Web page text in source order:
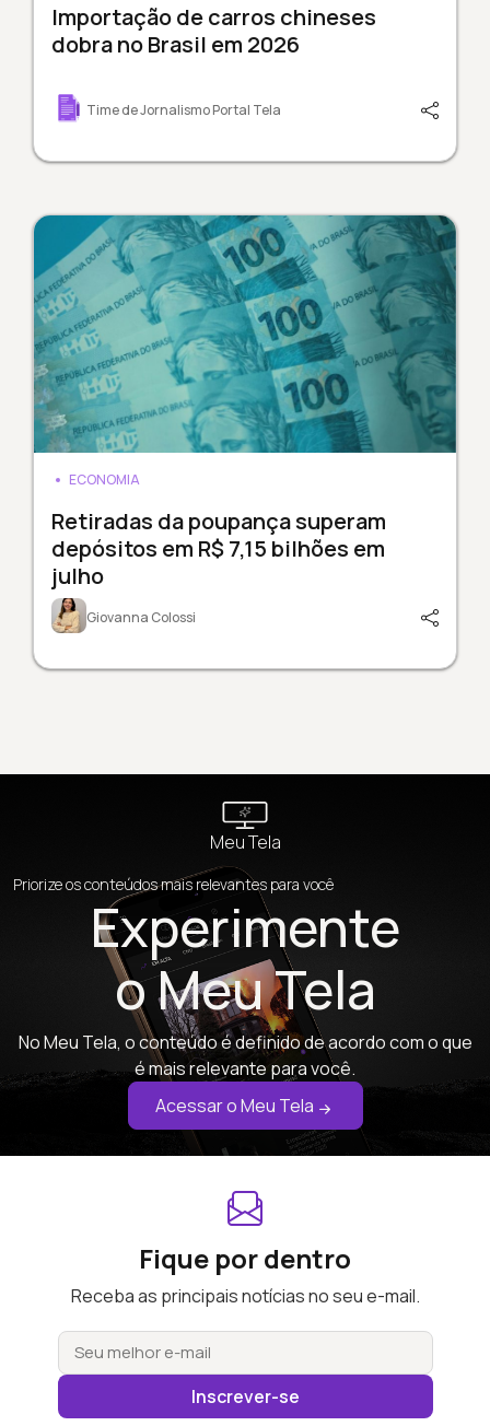
Importação de carros chineses
dobra no Brasil em 2026
Time de Jornalismo Portal Tela
ECONOMIA
Retiradas da poupança superam
depósitos em R$ 7,15 bilhões em
julho
Giovanna Colossi
Meu Tela
Priorize os conteúdos mais relevantes para você
Experimente
o Meu Tela
No Meu Tela, o conteúdo é definido de acordo com o que
é mais relevante para você.
Acessar o Meu Tela
Fique por dentro
Receba as principais notícias no seu e-mail.
Inscrever-se